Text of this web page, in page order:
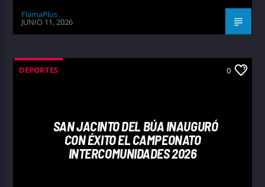
FlamaPlus
JUNIO 11, 2026
DEPORTES 0
SAN JACINTO DEL BÚA INAUGURÓ
CON ÉXITO EL CAMPEONATO
INTERCOMUNIDADES 2026